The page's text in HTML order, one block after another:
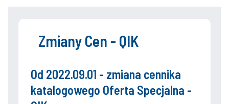
Europejska Aprobata TechnicznaETA Cenę podano za
1 mb.
Zmiany Cen - QIK
Od 2022.09.01 - zmiana cennika
katalogowego Oferta Specjalna -